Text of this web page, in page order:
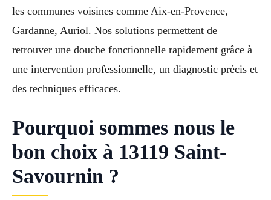
les communes voisines comme Aix-en-Provence,
Gardanne, Auriol. Nos solutions permettent de
retrouver une douche fonctionnelle rapidement grâce à
une intervention professionnelle, un diagnostic précis et
des techniques efficaces.
Pourquoi sommes nous le
bon choix à 13119 Saint-
Savournin ?